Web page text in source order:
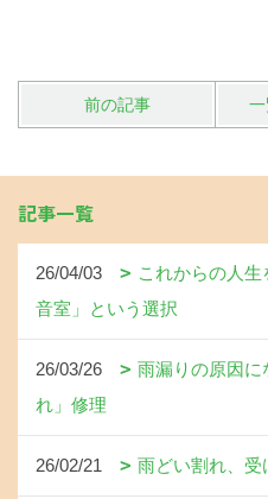
前の記事
記事一覧
26/04/03
これからの人
音室」という選択
26/03/26
雨漏りの原因に
れ」修理
26/02/21 雨どい割れ、受